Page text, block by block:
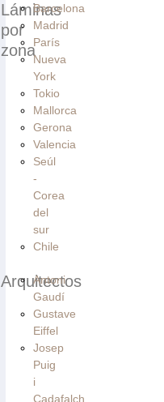
Láminas
por
zona
Barcelona
Madrid
París
Nueva
York
Tokio
Mallorca
Gerona
Valencia
Seúl
-
Corea
del
sur
Chile
Arquitectos
Antoni
Gaudí
Gustave
Eiffel
Josep
Puig
i
Cadafalch